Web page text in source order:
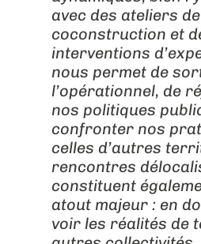
avec des ateliers de
coconstruction et
interventions
nous permet de
l’opérationnel, de
nos politiques
confronter nos
celles d’autres
rencontres
constituent
atout majeur : en
voir les réalités de